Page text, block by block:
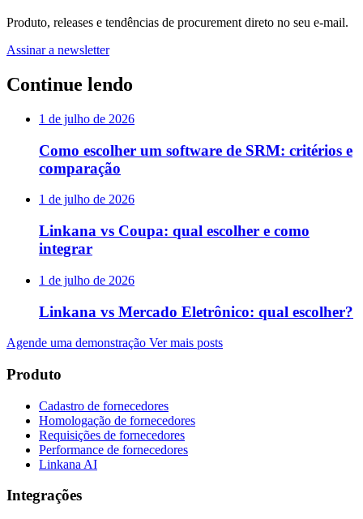
Produto, releases e tendências de procurement direto no seu e-mail.
Assinar a newsletter
Continue lendo
1 de julho de 2026
Como escolher um software de SRM: critérios e
comparação
1 de julho de 2026
Linkana vs Coupa: qual escolher e como
integrar
1 de julho de 2026
Linkana vs Mercado Eletrônico: qual escolher?
Agende uma demonstração Ver mais posts
Produto
Cadastro de fornecedores
Homologação de fornecedores
Requisições de fornecedores
Performance de fornecedores
Linkana AI
Integrações